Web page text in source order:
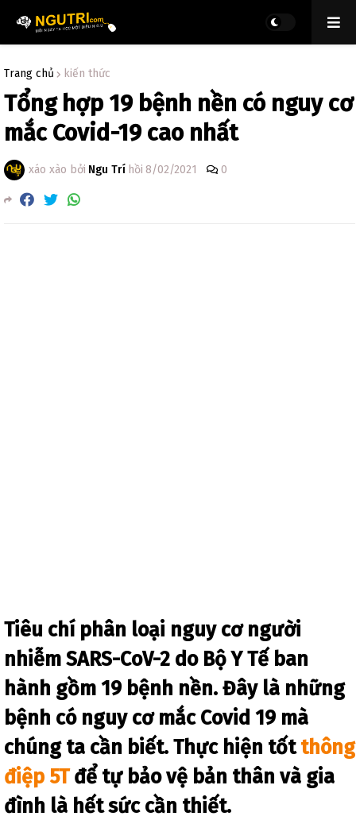
Trang chủ kiến thức
Tổng hợp 19 bệnh nền có nguy cơ
mắc Covid-19 cao nhất
xáo xào bởi Ngu Trí hồi 8/02/2021 0
Tiêu chí phân loại nguy cơ người
nhiễm SARS-CoV-2 do Bộ Y Tế ban
hành gồm 19 bệnh nền. Đây là những
bệnh có nguy cơ mắc Covid 19 mà
chúng ta cần biết. Thực hiện tốtthông
điệp 5Tđể tự bảo vệ bản thân và gia
đình là hết sức cần thiết.